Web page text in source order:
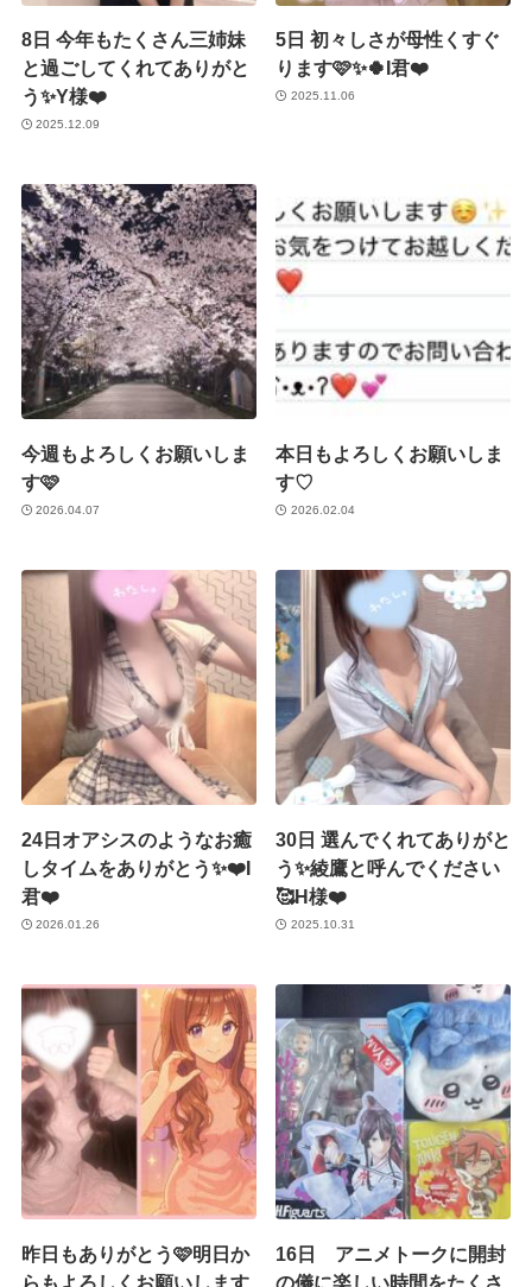
8日 今年もたくさん三姉妹
と過ごしてくれてありがと
う✨Y様❤️
2025.12.09
5日 初々しさが母性くすぐ
ります🩷✨🍀I君❤️
2025.11.06
今週もよろしくお願いしま
す🩷
2026.04.07
本日もよろしくお願いしま
す♡
2026.02.04
24日オアシスのようなお癒
しタイムをありがとう✨❤️I
君❤️
2026.01.26
30日 選んでくれてありがと
う✨綾鷹と呼んでください
🥰H様❤️
2025.10.31
昨日もありがとう🩷明日か
らもよろしくお願いします
16日 アニメトークに開封
の儀に楽しい時間をたくさ